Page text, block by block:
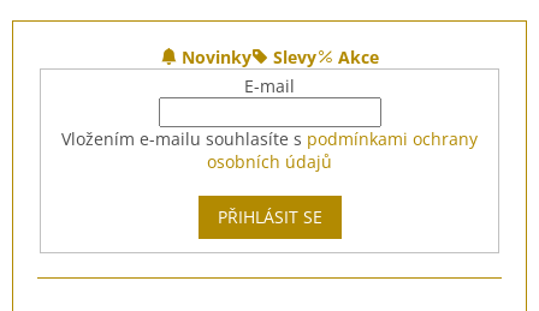
Novinky Slevy
Akce
E-mail
Vložením e-mailu souhlasíte s podmínkami ochrany
osobních údajů
PŘIHLÁSIT SE